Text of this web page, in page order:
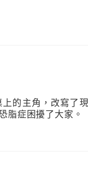
的主角，改寫了
脂症困擾了大家。